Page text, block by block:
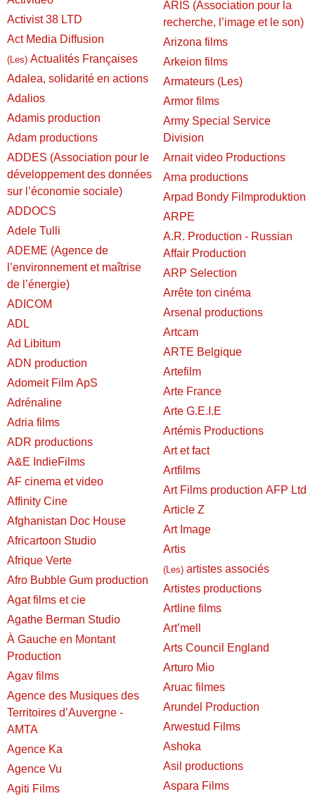
Activist 38 LTD
Act Media Diffusion
(Les) Actualités Françaises
Adalea, solidarité en actions
Adalios
Adamis production
Adam productions
ADDES (Association pour le
développement des données
sur l’économie sociale)
ADDOCS
Adele Tulli
ADEME (Agence de
l’environnement et maîtrise
de l’énergie)
ADICOM
ADL
Ad Libitum
ADN production
Adomeit Film ApS
Adrénaline
Adria films
ADR productions
A&E IndieFilms
AF cinema et video
Affinity Cine
Afghanistan Doc House
Africartoon Studio
Afrique Verte
Afro Bubble Gum production
Agat films et cie
Agathe Berman Studio
À Gauche en Montant
Production
Agav films
Agence des Musiques des
Territoires d’Auvergne -
AMTA
Agence Ka
Agence Vu
Agiti Films
ARIS (Association pour la
recherche, l’image et le son)
Arizona films
Arkeion films
Armateurs (Les)
Armor films
Army Special Service
Division
Arnait video Productions
Arna productions
Arpad Bondy Filmproduktion
ARPE
A.R. Production - Russian
Affair Production
ARP Selection
Arrête ton cinéma
Arsenal productions
Artcam
ARTE Belgique
Artefilm
Arte France
Arte G.E.I.E
Artémis Productions
Art et fact
Artfilms
Art Films production AFP Ltd
Article Z
Art Image
Artis
(Les) artistes associés
Artistes productions
Artline films
Art’mell
Arts Council England
Arturo Mio
Aruac filmes
Arundel Production
Arwestud Films
Ashoka
Asil productions
Aspara Films